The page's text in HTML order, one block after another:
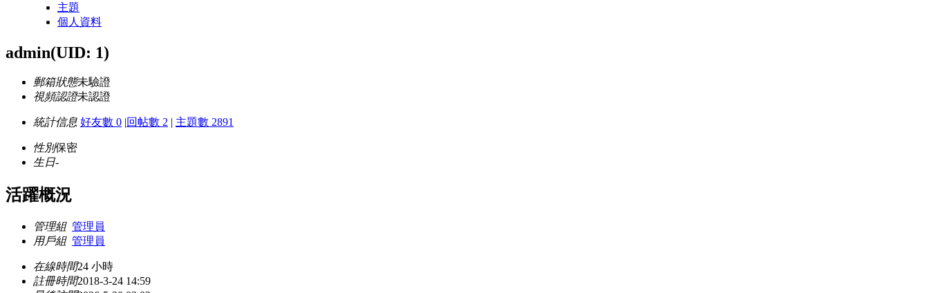
主題
個人資料
admin(UID: 1)
郵箱狀態未驗證
視頻認證未認證
統計信息 好友數 0 |回帖數 2 | 主題數 2891
性別保密
生日-
活躍概況
管理組 管理員
用戶組 管理員
在線時間24 小時
註冊時間2018-3-24 14:59